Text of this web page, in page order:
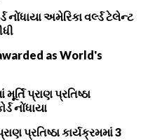
અમેરિકા વર્લ્ડ ટેલેન્ટ
as World's
પ્રાણ પ્રતિષ્ઠા
નોંધાયા
પ્રતિષ્ઠા કાર્યક્રમમાં 3